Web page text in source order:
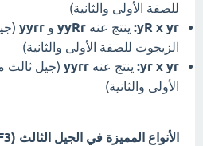
للصفة الأولى والثانية)
yR x yr: ينتج عنه yyRr و yyrr
الزيجوت للصفة الأولى والثانية)
yr x yr: ينتج عنه yyrr (جيل ثالث
الأولى والثانية)
الأنواع المميزة في الجيل الثالث (F3):